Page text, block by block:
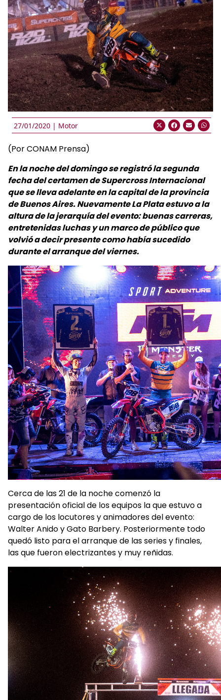
27/01/2020 | Motor
(Por CONAM Prensa)
En la noche del domingo se registró la segunda
fecha del certamen de Supercross Internacional
que se lleva adelante en la capital de la provincia
de Buenos Aires. Nuevamente La Plata estuvo a la
altura de la jerarquía del evento: buenas carreras,
entretenidas luchas y un marco de público que
volvió a decir presente como había sucedido
durante el arranque del viernes.
Cerca de las 21 de la noche comenzó la
presentación oficial de los equipos la que estuvo a
cargo de los locutores y animadores del evento:
Walter Anido y Gato Barbery. Posteriormente todo
quedó listo para el arranque de las series y finales,
las que fueron electrizantes y muy reñidas.